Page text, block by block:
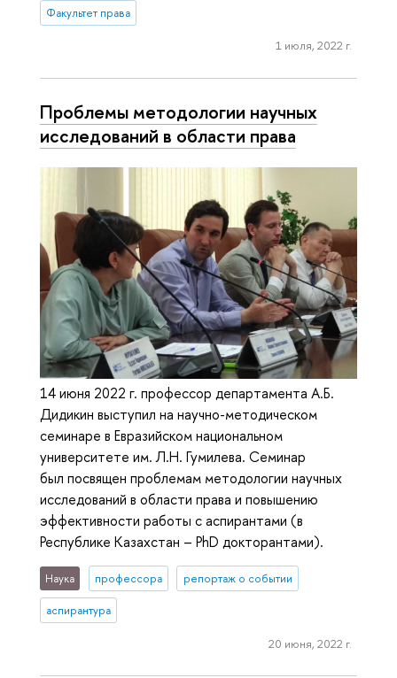
Факультет права
1 июля, 2022 г.
Проблемы методологии научных
исследований в области права
14 июня 2022 г. профессор департамента А.Б.
Дидикин выступил на научно-методическом
семинаре в Евразийском национальном
университете им. Л.Н. Гумилева. Семинар
был посвящен проблемам методологии научных
исследований в области права и повышению
эффективности работы с аспирантами (в
Республике Казахстан – PhD докторантами).
Наука профессора репортаж о событии
аспирантура
20 июня, 2022 г.